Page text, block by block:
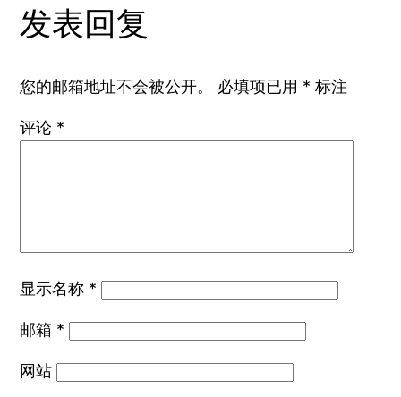
发表回复
您的邮箱地址不会被公开。 必填项已用 * 标注
评论 *
显示名称 *
邮箱 *
网站